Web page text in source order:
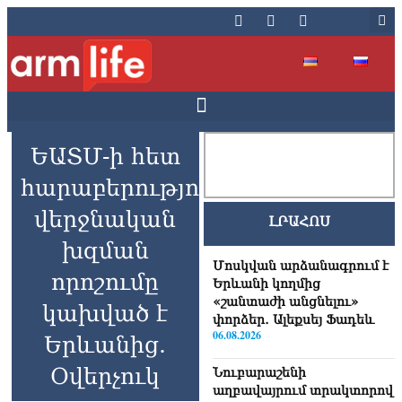
ԵԱՏՄ-ի հետ
հարաբերությունների
վերջնական
խզման
որոշումը
կախված է
Երևանից.
Օվերչուկ
ԼՐԱՀՈՍ
Մոսկվան արձանագրում է
Երևանի կողմից
«շանտաժի անցնելու»
փորձեր․ Ալեքսեյ Ֆադեև
06.08.2026
Նուբարաշենի
աղբավայրում տրակտորով